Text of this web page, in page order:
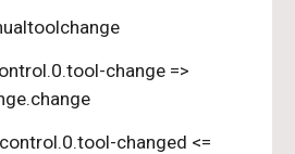
change =>
changed <=